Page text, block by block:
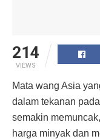
214
VIEWS
Mata wang Asia
dalam tekanan
semakin
harga minyak dan